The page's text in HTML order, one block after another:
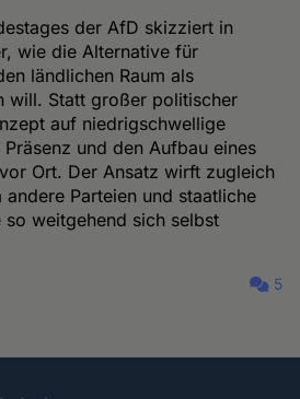
der AfD skizziert in
wie die Alternative für
ländlichen Raum als
will. Statt großer politischer
auf niedrigschwellige
und den Aufbau eines
Ort. Der Ansatz wirft zugleich
Parteien und staatliche
so weitgehend sich selbst
5